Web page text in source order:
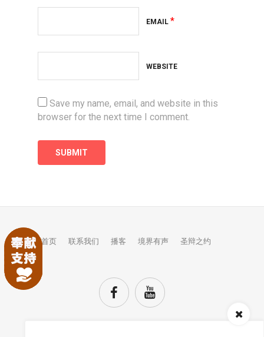
EMAIL *
WEBSITE
Save my name, email, and website in this
browser for the next time I comment.
首页 联系我们 播客 境界有声 圣辩之约